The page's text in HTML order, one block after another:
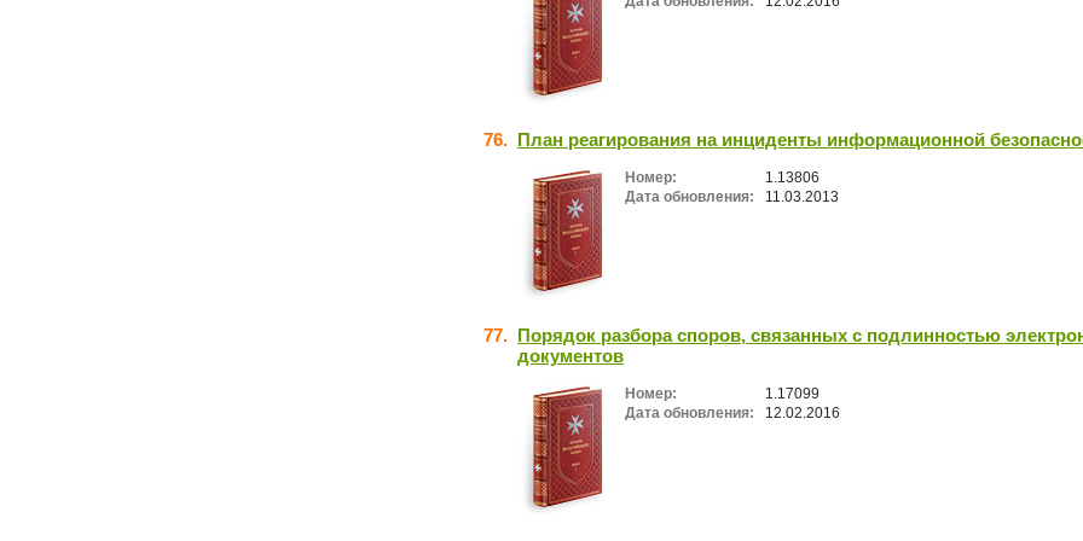
76. План реагирования на инциденты информационной
Номер:
1.13806
Дата обновления:
11.03.2013
77. Порядок разбора споров, связанных с подлинностью
документов
Номер:
1.17099
Дата обновления:
12.02.2016